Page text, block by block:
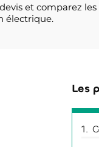
et comparez les
électrique.
Les
1.